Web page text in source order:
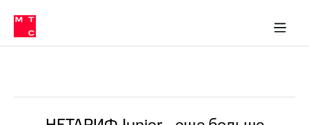
связь
Сервисы и подписки
30% на связь
кабинеты
Мобильная
и
в МТС
Услуги